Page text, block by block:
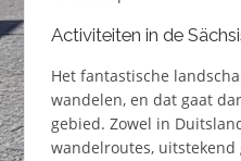
Activiteiten in de
Het fantastische
wandelen, en dat gaat
gebied. Zowel in
wandelroutes,